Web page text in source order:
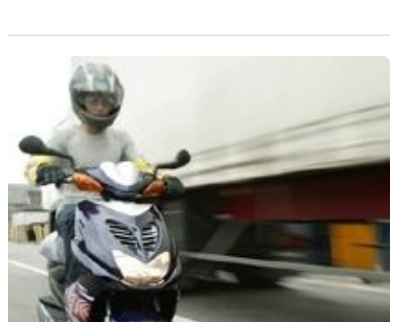
chute inexorablement, le Nitro a toujours tiré son épingle du
jeu grâce à une silhouette agressive et des qualités
dynamiques exceptionnels.